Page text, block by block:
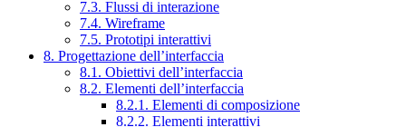
7.3. Flussi di interazione
7.4. Wireframe
7.5. Prototipi interattivi
8. Progettazione dell’interfaccia
8.1. Obiettivi dell’interfaccia
8.2. Elementi dell’interfaccia
8.2.1. Elementi di composizione
8.2.2. Elementi interattivi